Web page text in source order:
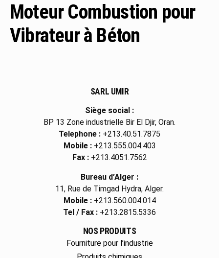
Moteur Combustion pour
Vibrateur à Béton
SARL UMIR
Siège social :
BP 13 Zone industrielle Bir El Djir, Oran.
Telephone : +213.40.51.7875
Mobile :+213.555.004.403
Fax :+213.4051.7562
Bureau d’Alger :
11, Rue de Timgad Hydra, Alger.
Mobile :+213.560.004.014
Tel / Fax : +213.2815.5336
NOS PRODUITS
Fourniture pour l’industrie